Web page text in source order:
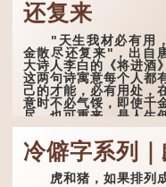
还复来
"天生我材必有用
金散尽还复来"，出自
大诗人李白的《将进酒
这两句诗寓意每个人都
己的才能，必有用处，
意时不必气馁，即使千
尽，也可重来，是人生
时激励向上的名句。
原诗写道："人生
须尽欢，莫使金樽空对
天生我材必有用，千金
冷僻字系列
虎和猪，如果排列成